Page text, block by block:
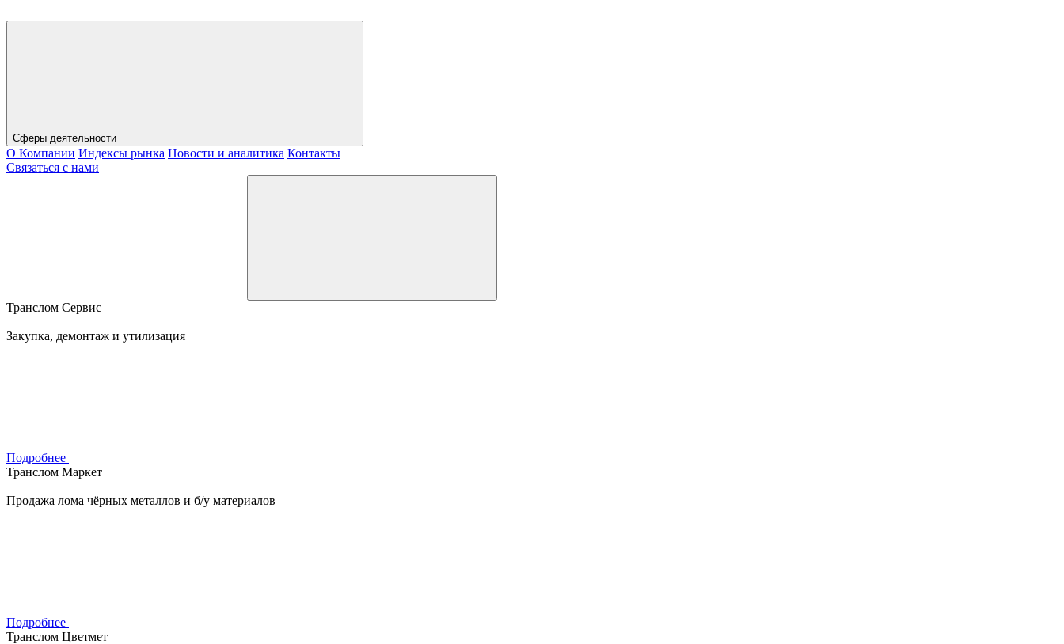
Сферы деятельности
О Компании Индексы рынка Новости и аналитика Контакты
Связаться с нами
Транслом Сервис
Закупка, демонтаж и утилизация
Подробнее
Транслом Маркет
Продажа лома чёрных металлов и б/у материалов
Подробнее
Транслом Цветмет